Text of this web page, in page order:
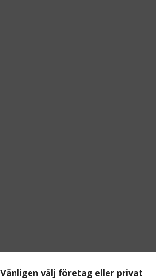
Vänligen välj företag eller privat